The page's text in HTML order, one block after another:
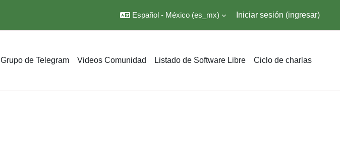
Español - México ‎(es_mx)‎ Iniciar sesión (ingresar)
Grupo de Telegram Videos Comunidad Listado de Software Libre Ciclo de charlas